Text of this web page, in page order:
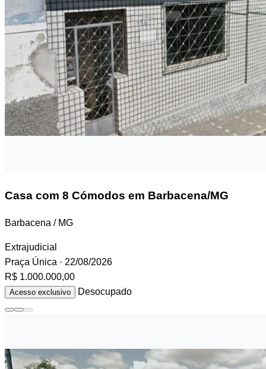
Casa com 8 Cómodos em Barbacena/MG
Barbacena / MG
Extrajudicial
Praça Única · 22/08/2026
R$ 1.000.000,00
Acesso exclusivo Desocupado